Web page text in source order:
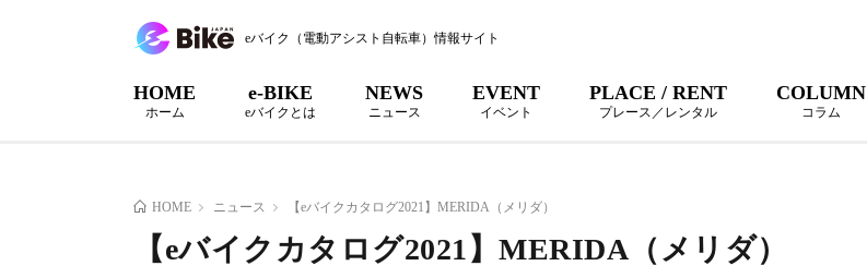
eバイク（電動アシスト自転車）情報サイト
HOME
ホーム
e-BIKE
eバイクとは
NEWS
ニュース
EVENT
イベント
PLACE / RENT
プレース／レンタル
COLUMN
コラム
HOME ニュース 【eバイクカタログ2021】MERIDA（メリダ）
【eバイクカタログ2021】MERIDA（メリダ）